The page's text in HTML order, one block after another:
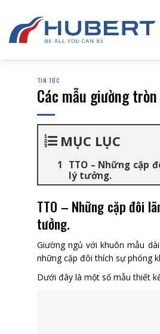
content
TIN TỨC
Các mẫu giường
MỤC LỤC
TTO – Những cặp
lý tưởng.
TTO – Những cặp đôi
tưởng.
Giường ngủ với khuôn mẫu
những cặp đôi thích sự phóng
Dưới đây là một số mẫu thiết